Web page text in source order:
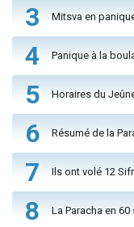
3 Mitsva en
4 Panique à la
5 Horaires du
6 Résumé de la
7 Ils ont volé 12
8 La Paracha en